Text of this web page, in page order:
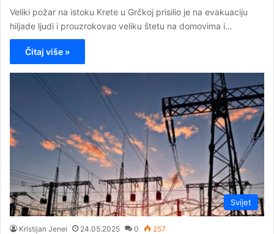
Veliki požar na istoku Krete u Grčkoj prisilio je na evakuaciju
hiljade ljudi i prouzrokovao veliku štetu na domovima i…
Čitaj više »
Svijet
Kristijan Jenei 24.05.2025 0 257